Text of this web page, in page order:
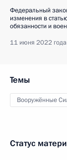
Федеральный
изменения в
обязанности и
11 июня 2022 года
Темы
Вооружённые
Статус